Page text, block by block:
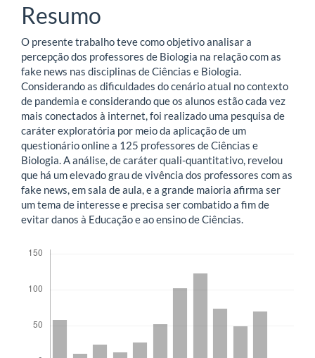
Resumo
O presente trabalho teve como objetivo analisar a
percepção dos professores de Biologia na relação com as
fake news nas disciplinas de Ciências e Biologia.
Considerando as dificuldades do cenário atual no contexto
de pandemia e considerando que os alunos estão cada vez
mais conectados à internet, foi realizado uma pesquisa de
caráter exploratória por meio da aplicação de um
questionário online a 125 professores de Ciências e
Biologia. A análise, de caráter quali-quantitativo, revelou
que há um elevado grau de vivência dos professores com as
fake news, em sala de aula, e a grande maioria afirma ser
um tema de interesse e precisa ser combatido a fim de
evitar danos à Educação e ao ensino de Ciências.